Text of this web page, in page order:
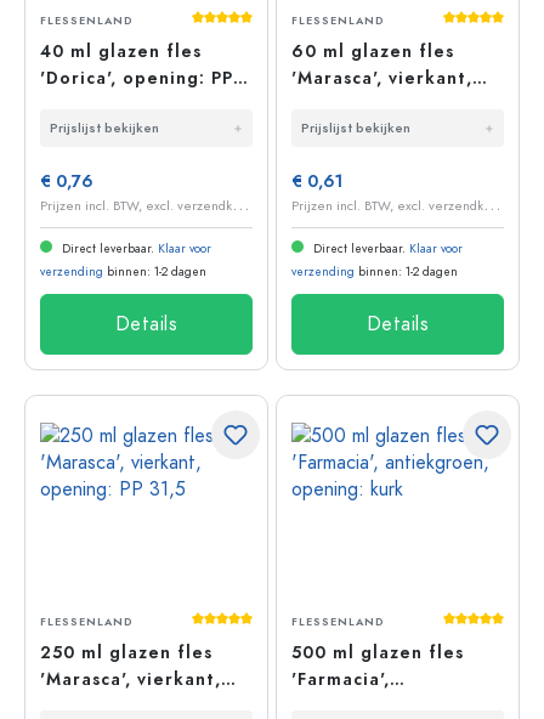
Gemiddelde waardering van 5 van 5
FLESSENLAND
40 ml glazen fles
'Dorica', opening: PP
Prijslijst bekijken
€ 0,76
P
rijzen incl. BTW, excl. verzendkosten
Direct leverbaar. Klaar voor
verzending binnen: 1-2 dagen
Details
FLESSENLAND
60 ml glazen fles
'Marasca', vierkant,
Prijslijst bekijken
€ 0,61
P
rijzen incl. BTW, excl. verzendkosten
Direct leverbaar. Klaar voor
verzending binnen: 1-2 dagen
Details
Gemiddelde waardering van 5 van 5
FLESSENLAND
250 ml glazen fles
'Marasca', vierkant,
FLESSENLAND
500 ml glazen fles
'Farmacia',